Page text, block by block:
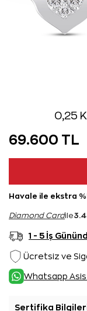
0,25
69.600 TL
Havale ile ekstra
Diamond Cardile
1 - 5 İş
Ücretsiz ve
Whatsapp
Sertifika